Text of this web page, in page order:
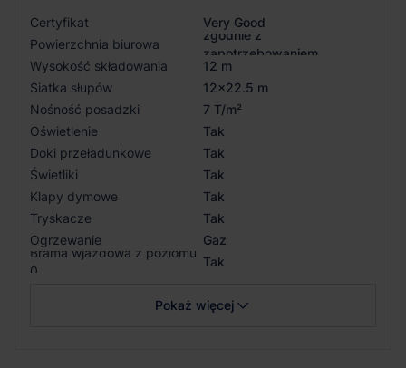
Certyfikat
Very Good
Powierzchnia biurowa
zgodnie z
zapotrzebowaniem
Wysokość składowania
12 m
Siatka słupów
12x22.5 m
Nośność posadzki
7 T/m²
Oświetlenie
Tak
Doki przeładunkowe
Tak
Świetliki
Tak
Klapy dymowe
Tak
Tryskacze
Tak
Ogrzewanie
Gaz
Brama wjazdowa z poziomu
0
Tak
Pokaż więcej